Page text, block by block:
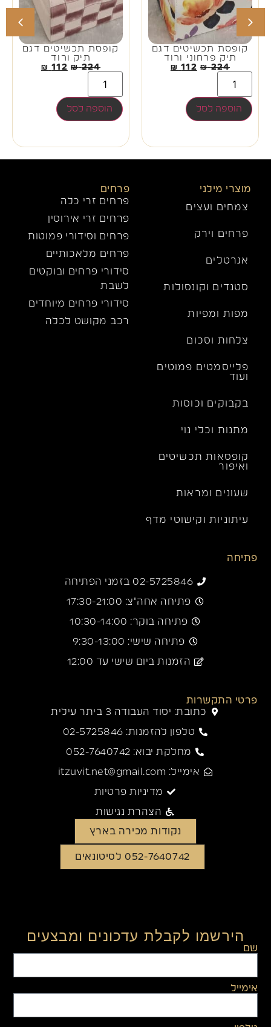
קופסת תכשיטים דגם
תיק פרחוני ורוד
224
₪
112
₪
הוספה לסל
קופסת תכשיטים דגם
תיק ורוד
224
₪
112
₪
הוספה לסל
מוצרי מילני
צמחים ועצים
פרחים וירק
אגרטלים
סטנדים וקונסולות
מפות ומפיות
צלחות וסכום
פלייסמטים פמוטים
ועוד
בקבוקים וכוסות
מתנות וכלי נוי
קופסאות תכשיטים
ואיפור
שעונים ומראות
עיתוניות וקישוטי מדף
פרחים
פרחים זרי כלה
פרחים זרי אירוסין
פרחים וסידורי פמוטות
פרחים מלאכותיים
סידורי פרחים ובוקטים
לשבת
סידורי פרחים מיוחדים
רכב מקושט לכלה
פתיחה
02-5725846 בזמני הפתיחה
פתיחה אחה"צ: 17:30-21:00
פתיחה בוקר: 10:30-14:00
פתיחה שישי: 9:30-13:00
הזמנות ביום שישי עד 12:00
פרטי התקשרות
כתובת: יסוד העבודה 3 ביתר עילית
טלפון להזמנות: 02-5725846
מחלקת יבוא: 052-7640742
אימייל: itzuvit.net@gmail.com
מדיניות פרטיות
הצהרת נגישות
נקודות מכירה בארץ
052-7640742 לסיטונאים
הירשמו לקבלת עדכונים ומבצעים
שם
אימייל